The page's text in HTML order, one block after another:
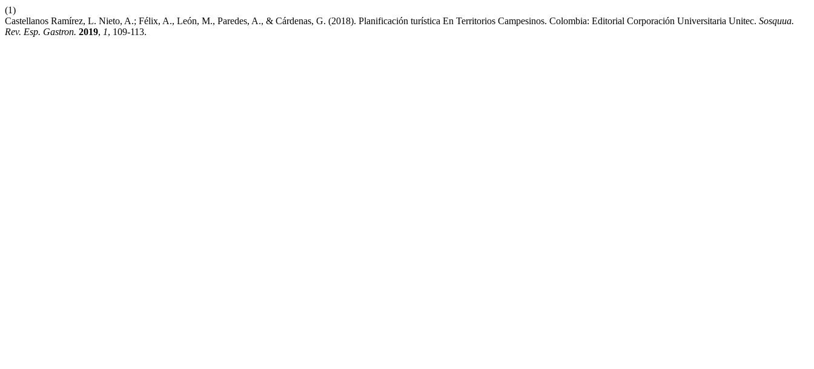
(1)
Castellanos Ramírez, L. Nieto, A.; Félix, A., León, M., Paredes, A., & Cárdenas, G. (2018). Planificación turística En Territorios Campesinos. Colombia: Editorial Corporación Universitaria Unitec. Sosquua.
Rev. Esp. Gastron. 2019, 1, 109-113.